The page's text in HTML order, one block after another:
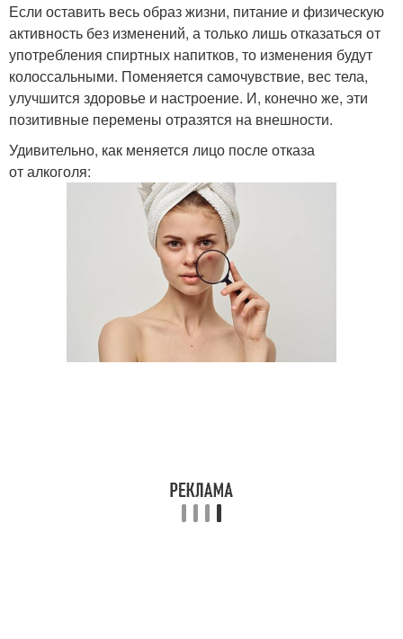
Если оставить весь образ жизни, питание и физическую
активность без изменений, а только лишь отказаться от
употребления спиртных напитков, то изменения будут
колоссальными. Поменяется самочувствие, вес тела,
улучшится здоровье и настроение. И, конечно же, эти
позитивные перемены отразятся на внешности.
Удивительно, как меняется лицо после отказа
от алкоголя: